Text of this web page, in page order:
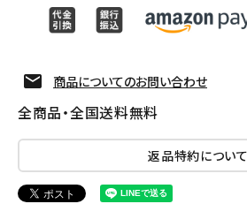
商品についてのお問い合わせ
全商品・全国送料無料
返品特約について